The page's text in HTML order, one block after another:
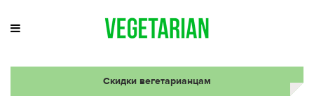
Скидки вегетарианцам